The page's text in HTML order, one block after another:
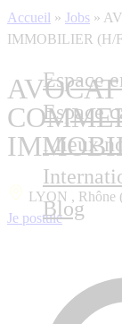
Espace
Espace
Mieux
Blog
Accueil » Jobs »
IMMOBILIER (H/
LYON , Rhône
Je postule